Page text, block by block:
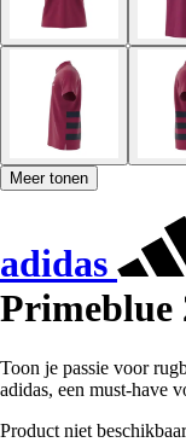
Meer tonen
adidas
Primeblue
Toon je passie voor
adidas, een must-have
Product niet beschikbaar